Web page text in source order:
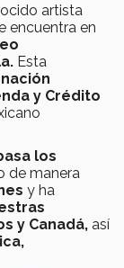
artista
encuentra en
Esta
y Crédito
los
de manera
y ha
y Canadá, así